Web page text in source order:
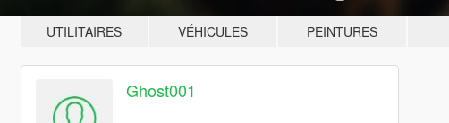
UTILITAIRES VÉHICULES PEINTURES
Ghost001